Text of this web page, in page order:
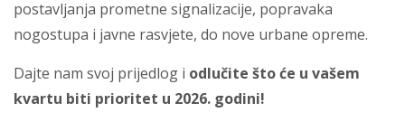
postavljanja prometne signalizacije, popravaka
nogostupa i javne rasvjete, do nove urbane opreme.
Dajte nam svoj prijedlog i odlučite što će u vašem
kvartu biti prioritet u 2026. godini!